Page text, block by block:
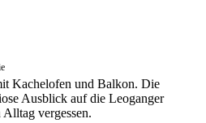
Kachelofen und Balkon. Die
Ausblick auf die Leoganger
vergessen.